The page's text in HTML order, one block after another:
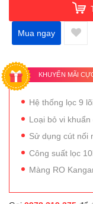
Mua ngay
KHUYẾN MÃI
Hệ thống lọc 9
Loại bỏ vi
Sử dụng cút nối
Công suất lọc
Màng RO